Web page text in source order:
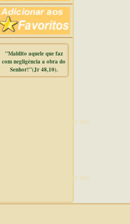
"Maldito aquele que faz
com negligência a obra do
Senhor!"(Jr 48,10).
/home/dicionar/public_html/online.php
/home/dicionar/public_html/online.php